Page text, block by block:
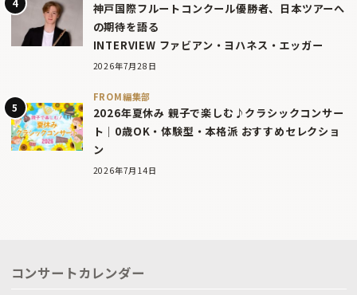
神戸国際フルートコンクール優勝者、日本ツアーへ
の期待を語る
INTERVIEW ファビアン・ヨハネス・エッガー
2026年7月28日
FROM編集部
2026年夏休み 親子で楽しむ♪クラシックコンサー
ト｜0歳OK・体験型・本格派 おすすめセレクショ
ン
2026年7月14日
コンサートカレンダー